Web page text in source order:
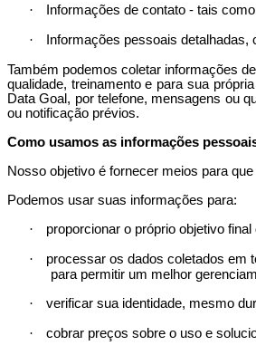
·
Informações de contato - tais
· Informações pessoais
Também podemos coletar informações
qualidade, treinamento e para sua
DataGoal , por telefone, mensagens ou
ou notificação prévios.
Como usamos as informações
Nosso objetivo é fornecer meios para
Podemos usar suas informações para:
·
proporcionar o próprio objetivo
·
processar os dados coletados em
para permitir um melhor
·
verificar sua identidade, mesmo
· cobrar preços sobre o uso e